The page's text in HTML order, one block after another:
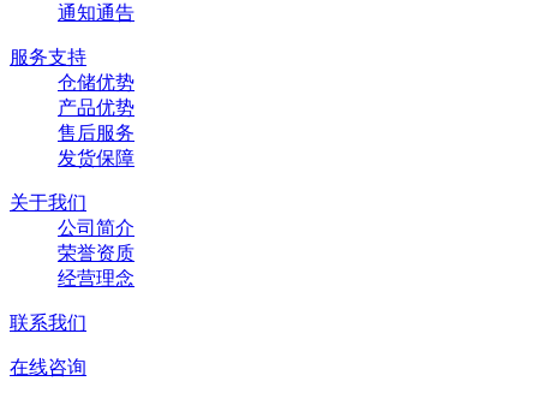
通知通告
服务支持
仓储优势
产品优势
售后服务
发货保障
关于我们
公司简介
荣誉资质
经营理念
联系我们
在线咨询